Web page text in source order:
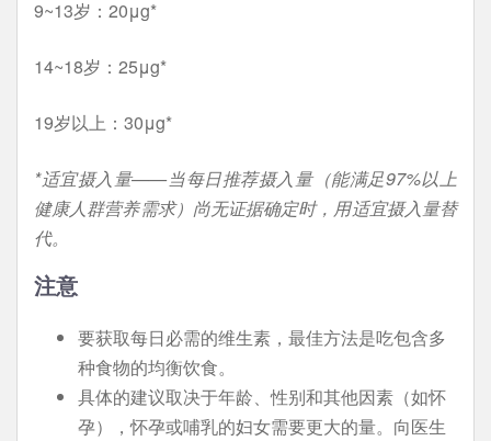
9~13岁：20μg*
14~18岁：25μg*
19岁以上：30μg*
*适宜摄入量——当每日推荐摄入量（能满足97%以上
健康人群营养需求）尚无证据确定时，用适宜摄入量替
代。
注意
要获取每日必需的维生素，最佳方法是吃包含多
种食物的均衡饮食。
具体的建议取决于年龄、性别和其他因素（如怀
孕），怀孕或哺乳的妇女需要更大的量。向医生